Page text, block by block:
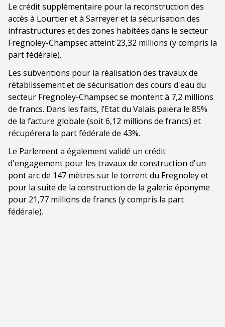
Le crédit supplémentaire pour la reconstruction des
accès à Lourtier et à Sarreyer et la sécurisation des
infrastructures et des zones habitées dans le secteur
Fregnoley-Champsec atteint 23,32 millions (y compris la
part fédérale).
Les subventions pour la réalisation des travaux de
rétablissement et de sécurisation des cours d'eau du
secteur Fregnoley-Champsec se montent à 7,2 millions
de francs. Dans les faits, l’Etat du Valais paiera le 85%
de la facture globale (soit 6,12 millions de francs) et
récupérera la part fédérale de 43%.
Le Parlement a également validé un crédit
d'engagement pour les travaux de construction d'un
pont arc de 147 mètres sur le torrent du Fregnoley et
pour la suite de la construction de la galerie éponyme
pour 21,77 millions de francs (y compris la part
fédérale).